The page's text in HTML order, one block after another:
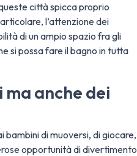
città spicca proprio
l’attenzione dei
di un ampio spazio fra gli
si possa fare il bagno in tutta
anche dei
di muoversi, di giocare,
opportunità di divertimento